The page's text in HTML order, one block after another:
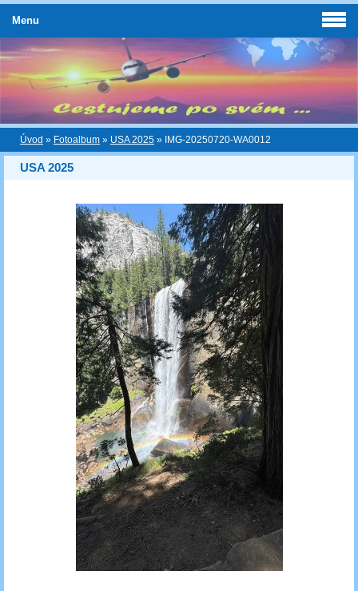
Úvod » Fotoalbum » USA 2025 » IMG-20250720-WA0012
USA 2025
Menu